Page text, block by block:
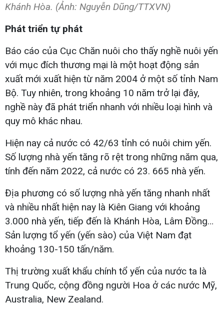
Khánh Hòa. (Ảnh: Nguyễn Dũng/TTXVN)
Phát triển tự phát
Báo cáo của Cục Chăn nuôi cho thấy nghề nuôi yến
với mục đích thương mại là một hoạt động sản
xuất mới xuất hiện từ năm 2004 ở một số tỉnh Nam
Bộ. Tuy nhiên, trong khoảng 10 năm trở lại đây,
nghề này đã phát triển nhanh với nhiều loại hình và
quy mô khác nhau.
Hiện nay cả nước có 42/63 tỉnh có nuôi chim yến.
Số lượng nhà yến tăng rõ rệt trong những năm qua,
tính đến năm 2022, cả nước có 23. 665 nhà yến.
Địa phương có số lượng nhà yến tăng nhanh nhất
và nhiều nhất hiện nay là Kiên Giang với khoảng
3.000 nhà yến, tiếp đến là Khánh Hòa, Lâm Đồng…
Sản lượng tổ yến (yến sào) của Việt Nam đạt
khoảng 130-150 tấn/năm.
Thị trường xuất khẩu chính tổ yến của nước ta là
Trung Quốc, cộng đồng người Hoa ở các nước Mỹ,
Australia, New Zealand.